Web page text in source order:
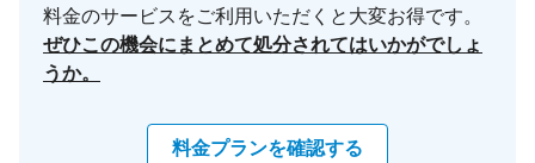
料金のサービスをご利用いただくと大変お得です。
ぜひこの機会にまとめて処分されてはいかがでしょ
うか。
料金プランを確認する